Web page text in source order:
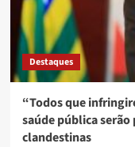
Destaques
“Todos que
saúde pública serão
clandestinas